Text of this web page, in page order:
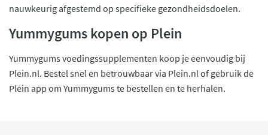
nauwkeurig afgestemd op specifieke gezondheidsdoelen.
Yummygums kopen op Plein
Yummygums voedingssupplementen koop je eenvoudig bij
Plein.nl. Bestel snel en betrouwbaar via Plein.nl of gebruik de
Plein app om Yummygums te bestellen en te herhalen.